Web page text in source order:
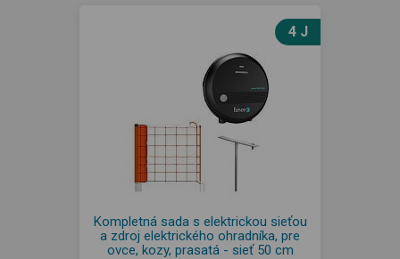
4 J
Kompletná sada s elektrickou sieťou
a zdroj elektrického ohradníka, pre
ovce, kozy, prasatá - sieť 50 cm